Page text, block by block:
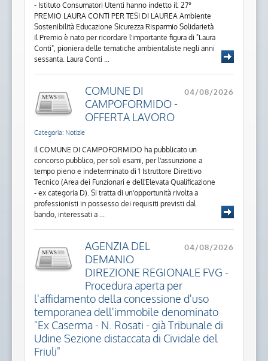
- Istituto Consumatori Utenti hanno indetto il: 27°
PREMIO LAURA CONTI PER TESI DI LAUREA Ambiente
Sostenibilità Educazione Sicurezza Risparmio Solidarietà
Il Premio è nato per ricordare l'importante figura di "Laura
Conti", pioniera delle tematiche ambientaliste negli anni
sessanta. Laura Conti ...
04/08/2026
COMUNE DI
CAMPOFORMIDO -
OFFERTA LAVORO
Categoria: Notizie
Il COMUNE DI CAMPOFORMIDO ha pubblicato un
concorso pubblico, per soli esami, per l'assunzione a
tempo pieno e indeterminato di 1 Istruttore Direttivo
Tecnico (Area dei Funzionari e dell'Elevata Qualificazione
- ex categoria D). Si tratta di un'opportunità rivolta a
professionisti in possesso dei requisiti previsti dal
bando, interessati a ...
04/08/2026
AGENZIA DEL
DEMANIO
DIREZIONE REGIONALE FVG -
Procedura aperta per
l'affidamento della concessione d'uso
temporanea dell'immobile denominato
"Ex Caserma - N. Rosati - già Tribunale di
Udine Sezione distaccata di Cividale del
Friuli"